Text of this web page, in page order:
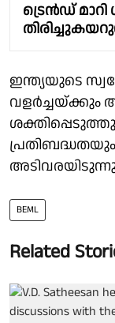
ട്രെൻഡ്
ഇന്ത്യയുടെ
വളര്‍ച്ചയ്ക്കും
BEML
Related